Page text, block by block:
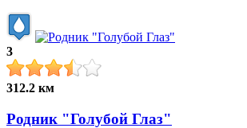
3
312.2 км
Родник "Голубой Глаз"